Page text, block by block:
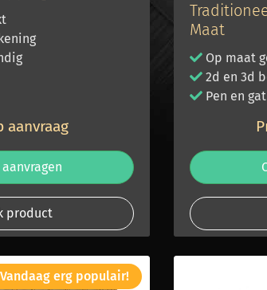
aanvraag
product
Maat
Op maat
2d en 3d
Pen en
Vandaag erg populair!